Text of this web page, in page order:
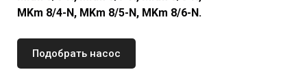
MKm 8/4-N, MKm 8/5-N, MKm 8/6-N.
Подобрать насос